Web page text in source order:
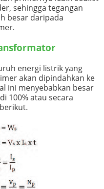
sehingga tegangan
besar daripada
energi listrik yang
akan dipindahkan ke
ini menyebabkan besar
100% atau secara